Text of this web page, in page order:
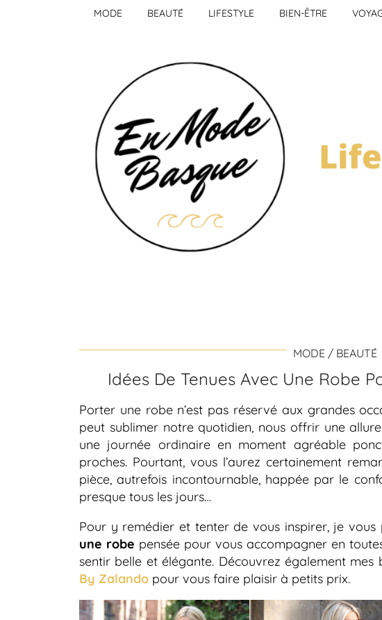
MODE BEAUTÉ LIFESTYLE BIEN-ÊTRE
MODE / BEAUTÉ
Idées De Tenues Avec Une Robe
Porter une robe n’est pas réservé aux grandes
peut sublimer notre quotidien, nous offrir une
une journée ordinaire en moment agréable
proches. Pourtant, vous l’aurez certainement
pièce, autrefois incontournable, happée par le
presque tous les jours…
Pour y remédier et tenter de vous inspirer, je
une robe pensée pour vous accompagner en
sentir belle et élégante. Découvrez également mes
By Zalando pour vous faire plaisir à petits prix.